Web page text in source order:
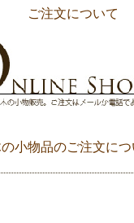
ご注文について
小物品のご注文につ